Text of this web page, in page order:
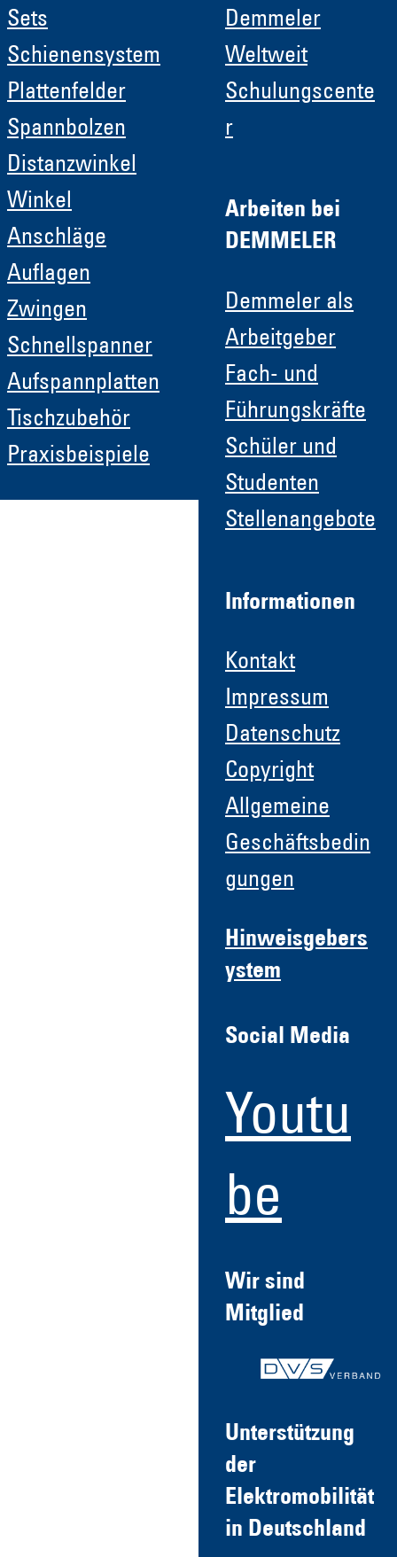
Sets
Schienensystem
Plattenfelder
Spannbolzen
Distanzwinkel
Winkel
Anschläge
Auflagen
Zwingen
Schnellspanner
Aufspannplatten
Tischzubehör
Praxisbeispiele
Demmeler
Weltweit
Schulungscente
r
Arbeiten bei
DEMMELER
Demmeler als
Arbeitgeber
Fach- und
Führungskräfte
Schüler und
Studenten
Stellenangebote
Informationen
Kontakt
Impressum
Datenschutz
Copyright
Allgemeine
Geschäftsbedin
gungen
Hinweisgebers
ystem
Social Media
Youtu
be
Wir sind
Mitglied
Unterstützung
der
Elektromobilität
in Deutschland